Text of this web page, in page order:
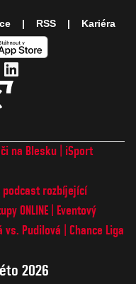
na Blesku
iSport
podcast rozbíjející
ONLINE
Eventový
vs. Pudilová
Chance Liga
2026
RSS Kariéra